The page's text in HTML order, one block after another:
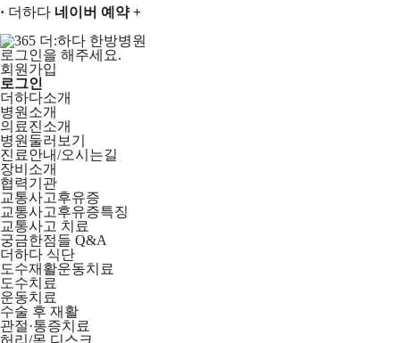
· 더하다 네이버 예약 +
로그인을 해주세요.
회원가입
로그인
더하다소개
병원소개
의료진소개
병원둘러보기
진료안내/오시는길
장비소개
협력기관
교통사고후유증
교통사고후유증특징
교통사고 치료
궁금한점들 Q&A
더하다 식단
도수재활운동치료
도수치료
운동치료
수술 후 재활
관절·통증치료
허리/목 디스크